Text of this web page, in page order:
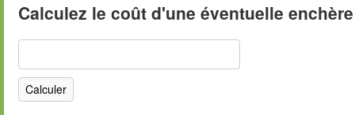
Calculez le coût d'une éventuelle